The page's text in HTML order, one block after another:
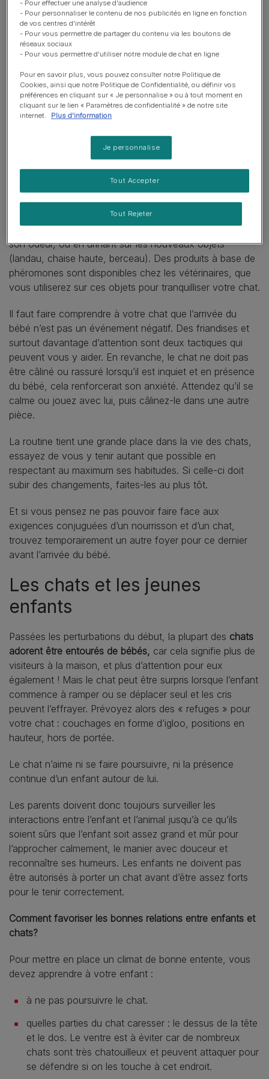
Mettez son couchage, ses gamelles, ses jouets, sa
litière, etc..., dans des endroits tranquilles.
à l’écart des endroits où votre chat mange, se
repose ou dort.
Le bac à litière n’est pas un bac à sable : il doit être
L’arrivée du bébé peut aussi perturber le territoire olfactif
de votre chat, ce qui peut se manifester par un
changement d’humeur. Certains boudent, d’autres
deviennent agités, ou marquent leur territoire, en frottant
leurs glandes faciales aux endroits où le bébé a laissé
son odeur, ou en urinant sur les nouveaux objets
(landau, chaise haute, berceau). Des produits à base de
phéromones sont disponibles chez les vétérinaires, que
vous utiliserez sur ces objets pour tranquilliser votre chat.
Il faut faire comprendre à votre chat que l’arrivée du
bébé n’est pas un événement négatif. Des friandises et
surtout davantage d’attention sont deux tactiques qui
peuvent vous y aider. En revanche, le chat ne doit pas
être câliné ou rassuré lorsqu’il est inquiet et en présence
du bébé, cela renforcerait son anxiété. Attendez qu’il se
calme ou jouez avec lui, puis câlinez-le dans une autre
pièce.
La routine tient une grande place dans la vie des chats,
essayez de vous y tenir autant que possible en
respectant au maximum ses habitudes. Si celle-ci doit
subir des changements, faites-les au plus tôt.
Et si vous pensez ne pas pouvoir faire face aux
exigences conjuguées d’un nourrisson et d’un chat,
trouvez temporairement un autre foyer pour ce dernier
avant l’arrivée du bébé.
Les chats et les jeunes
enfants
Passées les perturbations du début, la plupart des chats
adorent être entourés de bébés, car cela signifie plus de
visiteurs à la maison, et plus d’attention pour eux
également ! Mais le chat peut être surpris lorsque l’enfant
commence à ramper ou se déplacer seul et les cris
peuvent l’effrayer. Prévoyez alors des « refuges » pour
votre chat : couchages en forme d’igloo, positions en
hauteur, hors de portée.
Le chat n’aime ni se faire poursuivre, ni la présence
continue d’un enfant autour de lui.
Les parents doivent donc toujours surveiller les
interactions entre l’enfant et l’animal jusqu’à ce qu’ils
soient sûrs que l’enfant soit assez grand et mûr pour
l’approcher calmement, le manier avec douceur et
reconnaître ses humeurs. Les enfants ne doivent pas
être autorisés à porter un chat avant d’être assez forts
pour le tenir correctement.
Comment favoriser les bonnes relations entre enfants et
chats?
Pour mettre en place un climat de bonne entente, vous
devez apprendre à votre enfant :
à ne pas poursuivre le chat.
quelles parties du chat caresser : le dessus de la tête
et le dos. Le ventre est à éviter car de nombreux
chats sont très chatouilleux et peuvent attaquer pour
se défendre si on les touche à cet endroit.
- Pour effectuer une analyse d'audience
- Pour personnaliser le contenu de nos publicités en ligne en fonction
de vos centres d'intérêt
- Pour vous permettre de partager du contenu via les boutons de
réseaux sociaux
- Pour vous permettre d'utiliser notre module de chat en ligne
Pour en savoir plus, vous pouvez consulter notre Politique de
Cookies, ainsi que notre Politique de Confidentialité, ou définir vos
préférences en cliquant sur « Je personnalise » ou à tout moment en
cliquant sur le lien « Paramètres de confidentialité » de notre site
internet.
Plus d'information
Je personnalise
Tout Rejeter
Tout Accepter